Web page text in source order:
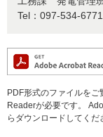
Tel：097-534-6771
PDF形式のファイルを
Readerが必要です。
らダウンロードしてくだ